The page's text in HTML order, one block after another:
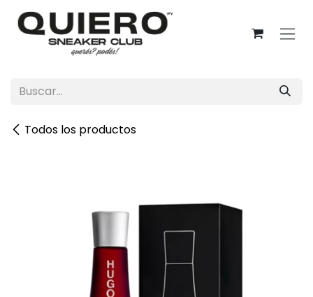
Ir al contenido
Todos los productos